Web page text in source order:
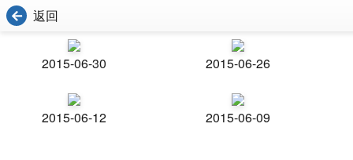
返回
2015-06-30 2015-06-26
2015-06-12 2015-06-09